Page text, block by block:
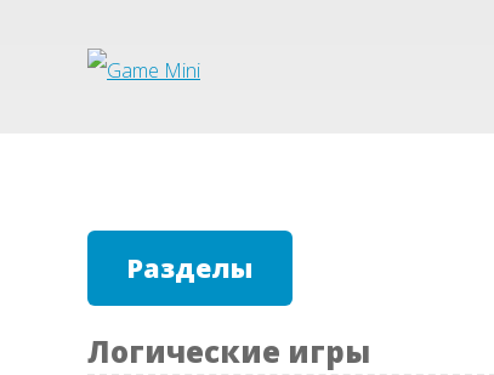
Разделы
Логические игры